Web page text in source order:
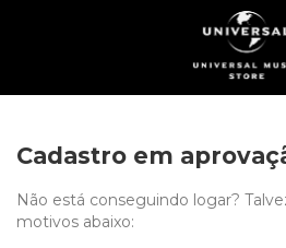
Cadastro em
Não está conseguindo logar?
motivos abaixo: